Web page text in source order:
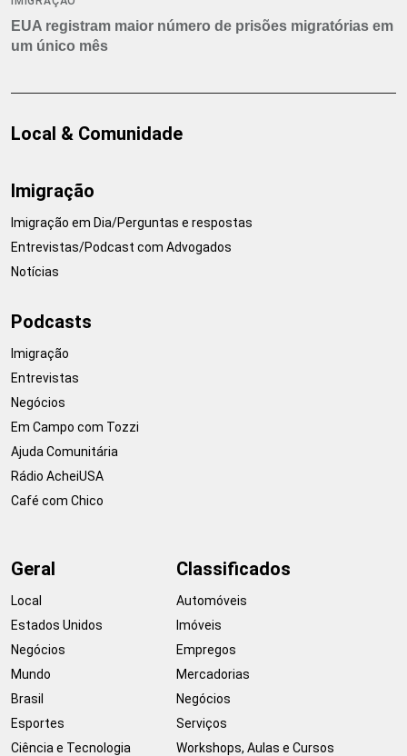
EUA registram maior número de prisões migratórias em
um único mês
Local & Comunidade
Imigração
Imigração em Dia/Perguntas e respostas
Entrevistas/Podcast com Advogados
Notícias
Podcasts
Imigração
Entrevistas
Negócios
Em Campo com Tozzi
Ajuda Comunitária
Rádio AcheiUSA
Café com Chico
Geral
Local
Estados Unidos
Negócios
Mundo
Brasil
Esportes
Ciência e Tecnologia
Classificados
Automóveis
Imóveis
Empregos
Mercadorias
Negócios
Serviços
Workshops, Aulas e Cursos